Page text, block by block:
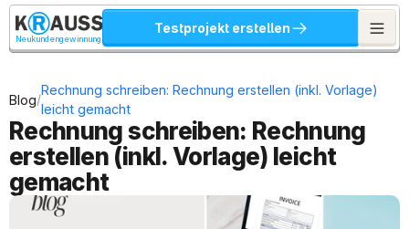
Neukundengewinnung
Testprojekt erstellen
Blog/
Rechnung schreiben: Rechnung erstellen (inkl. Vorlage)
leicht gemacht
Rechnung schreiben: Rechnung
erstellen (inkl. Vorlage) leicht
gemacht